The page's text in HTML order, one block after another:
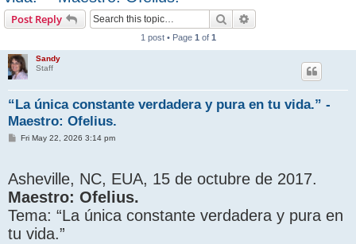
Post Reply Search
1 post • Page 1 of 1
Sandy
Staff
“La única constante verdadera y pura en tu vida.” -
Maestro: Ofelius.
PFri May 22, 2026 3:14 pm
Asheville, NC, EUA, 15 de octubre de 2017.
Maestro: Ofelius.
Tema: “La única constante verdadera y pura en
tu vida.”